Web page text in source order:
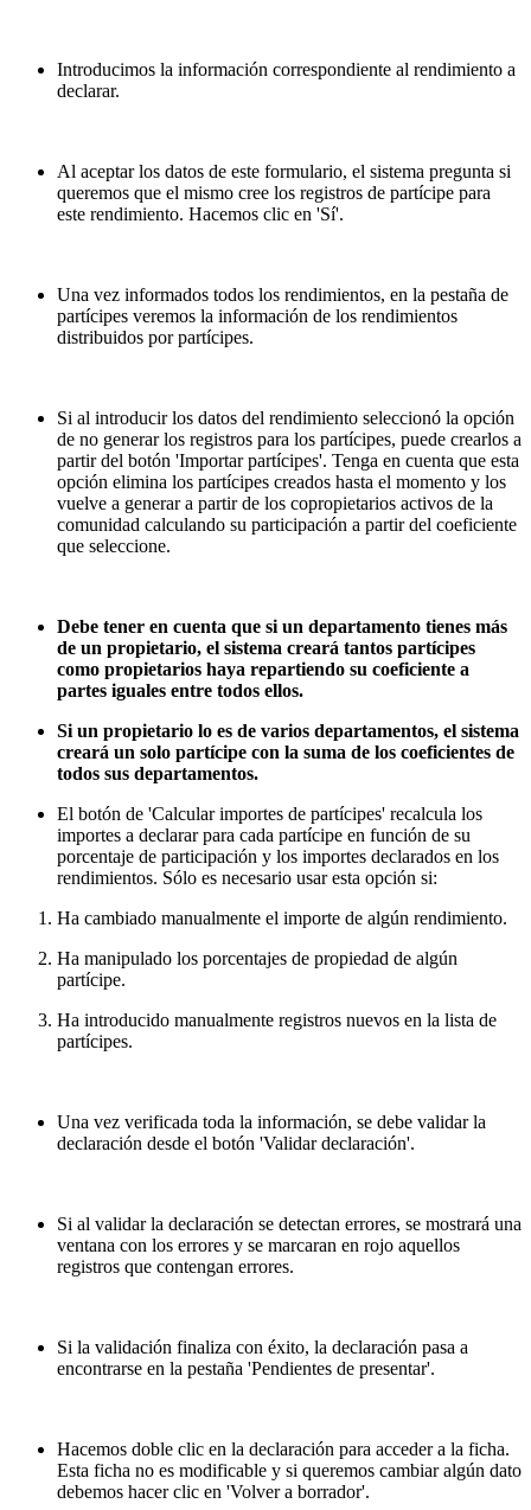
Introducimos la información correspondiente al rendimiento a
declarar.
Al aceptar los datos de este formulario, el sistema pregunta si
queremos que el mismo cree los registros de partícipe para
este rendimiento. Hacemos clic en 'Sí'.
Una vez informados todos los rendimientos, en la pestaña de
partícipes veremos la información de los rendimientos
distribuidos por partícipes.
Si al introducir los datos del rendimiento seleccionó la opción
de no generar los registros para los partícipes, puede crearlos a
partir del botón 'Importar partícipes'. Tenga en cuenta que esta
opción elimina los partícipes creados hasta el momento y los
vuelve a generar a partir de los copropietarios activos de la
comunidad calculando su participación a partir del coeficiente
que seleccione.
Debe tener en cuenta que si un departamento tienes más
de un propietario, el sistema creará tantos partícipes
como propietarios haya repartiendo su coeficiente a
partes iguales entre todos ellos.
Si un propietario lo es de varios departamentos, el sistema
creará un solo partícipe con la suma de los coeficientes de
todos sus departamentos.
El botón de 'Calcular importes de partícipes' recalcula los
importes a declarar para cada partícipe en función de su
porcentaje de participación y los importes declarados en los
rendimientos. Sólo es necesario usar esta opción si:
Ha cambiado manualmente el importe de algún rendimiento.
Ha manipulado los porcentajes de propiedad de algún
partícipe.
Ha introducido manualmente registros nuevos en la lista de
partícipes.
Una vez verificada toda la información, se debe validar la
declaración desde el botón 'Validar declaración'.
Si al validar la declaración se detectan errores, se mostrará una
ventana con los errores y se marcaran en rojo aquellos
registros que contengan errores.
Si la validación finaliza con éxito, la declaración pasa a
encontrarse en la pestaña 'Pendientes de presentar'.
Hacemos doble clic en la declaración para acceder a la ficha.
Esta ficha no es modificable y si queremos cambiar algún dato
debemos hacer clic en 'Volver a borrador'.